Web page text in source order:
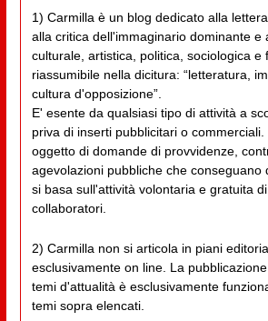
1) Carmilla è un blog dedicato alla
alla critica dell'immaginario dominante e
culturale, artistica, politica, sociologica e
riassumibile nella dicitura: “letteratura,
cultura d'opposizione”.
E' esente da qualsiasi tipo di attività a
priva di inserti pubblicitari o
oggetto di domande di provvidenze,
agevolazioni pubbliche che conseguano
si basa sull'attività volontaria e gratuita
collaboratori.
2) Carmilla non si articola in piani
esclusivamente on line. La
temi d'attualità è esclusivamente
temi sopra elencati.